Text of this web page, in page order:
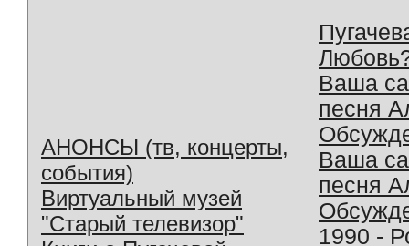
АНОНСЫ (тв, концерты,
события)
Виртуальный музей
"Старый телевизор"
Ваша
песня
Ваша
песня
1990 -